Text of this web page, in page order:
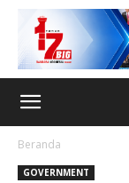
Beranda
GOVERNMENT